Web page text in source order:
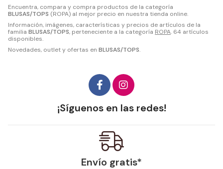
Encuentra, compara y compra productos de la categoría
BLUSAS/TOPS (ROPA) al mejor precio en nuestra tienda online.
Información, imágenes, características y precios de artículos de la
familia BLUSAS/TOPS, perteneciente a la categoría ROPA. 64 artículos
disponibles.
Novedades, outlet y ofertas en BLUSAS/TOPS.
¡Síguenos en las redes!
Envío gratis*